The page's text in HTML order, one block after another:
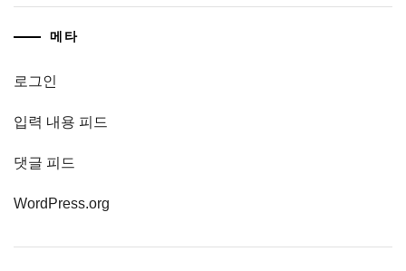
메타
로그인
입력 내용 피드
댓글 피드
WordPress.org